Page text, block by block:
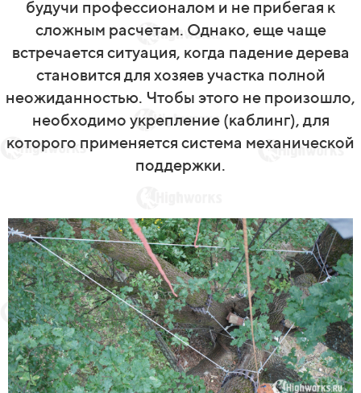
будучи профессионалом и не прибегая к
сложным расчетам. Однако, еще чаще
встречается ситуация, когда падение дерева
становится для хозяев участка полной
неожиданностью. Чтобы этого не произошло,
необходимо укрепление (каблинг), для
которого применяется система механической
поддержки.